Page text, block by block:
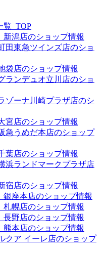
_TOP
潟店のショップ情報
田東急ツインズ店のショ
袋店のショップ情報
ランデュオ立川店のショ
ゾーナ川崎プラザ店のシ
宮店のショップ情報
急うめだ本店のショップ
葉店のショップ情報
浜ランドマークプラザ店
宿店のショップ情報
座本店のショップ情報
幌店のショップ情報
野店のショップ情報
本店のショップ情報
クア イーレ店のショップ